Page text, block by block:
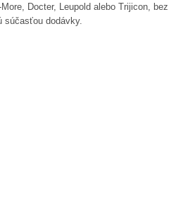
Docter, Leupold alebo Trijicon, bez
súčasťou dodávky.